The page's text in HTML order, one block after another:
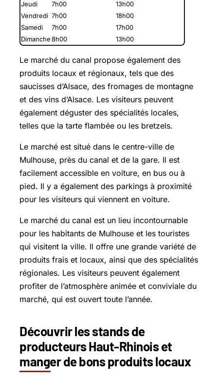
Jeudi 7h00
13h00
Vendredi 7h00
18h00
Samedi
7h00
17h00
Dimanche8h00 13h00
Le marché du canal propose également des
produits locaux et régionaux, tels que des
saucisses d’Alsace, des fromages de montagne
et des vins d’Alsace. Les visiteurs peuvent
également déguster des spécialités locales,
telles que la tarte flambée ou les bretzels.
Le marché est situé dans le centre-ville de
Mulhouse, près du canal et de la gare. Il est
facilement accessible en voiture, en bus ou à
pied. Il y a également des parkings à proximité
pour les visiteurs qui viennent en voiture.
Le marché du canal est un lieu incontournable
pour les habitants de Mulhouse et les touristes
qui visitent la ville. Il offre une grande variété de
produits frais et locaux, ainsi que des spécialités
régionales. Les visiteurs peuvent également
profiter de l’atmosphère animée et conviviale du
marché, qui est ouvert toute l’année.
Découvrir les stands de
producteurs Haut-Rhinois et
manger de bons produits locaux